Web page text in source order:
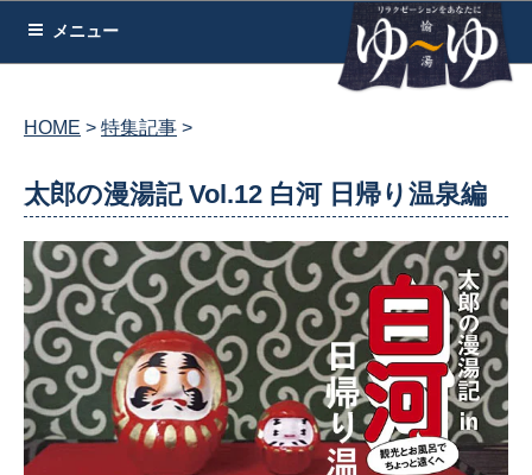
メニュー
HOME 特集記事
太郎の漫湯記 Vol.12 白河 日帰り温泉編